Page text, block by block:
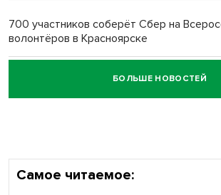
700 участников соберёт Сбер на
волонтёров в Красноярске
Честный выбор: видеонаблюдение
объективность результатов ЕДГ в
БОЛЬШЕ НОВОСТЕЙ
Самое читаемое: